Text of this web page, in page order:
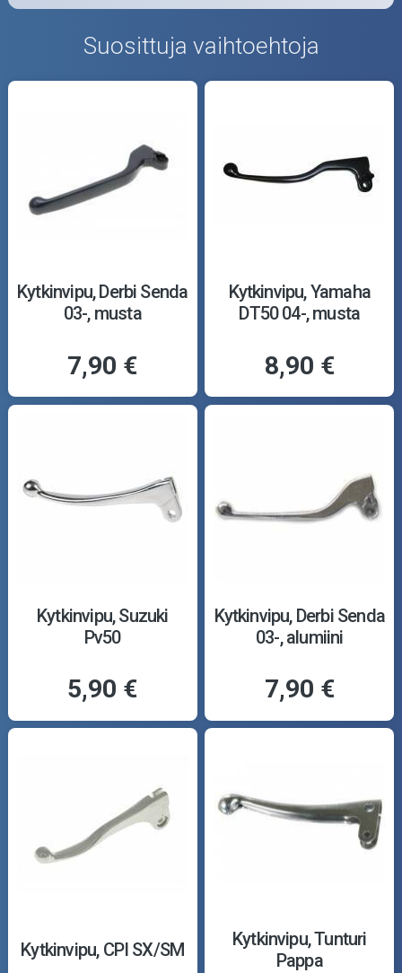
Suosittuja vaihtoehtoja
Kytkinvipu, Derbi Senda
03-, musta
7,90 €
Kytkinvipu, Yamaha
DT50 04-, musta
8,90 €
Kytkinvipu, Suzuki
Pv50
5,90 €
Kytkinvipu, Derbi Senda
03-, alumiini
7,90 €
Kytkinvipu, CPI SX/SM
Kytkinvipu, Tunturi
Pappa